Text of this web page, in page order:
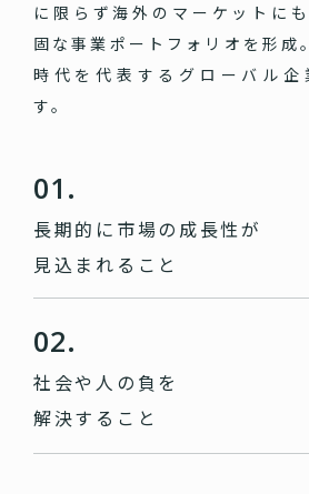
に限らず海外のマーケットに
固な事業ポートフォリオを形成。
時代を代表するグローバル企
す。
01.
長期的に市場の成長性が
見込まれること
02.
社会や人の負を
解決すること